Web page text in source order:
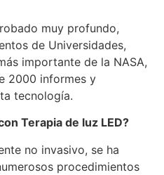
muy profundo,
de Universidades,
importante de la NASA,
2000 informes y
tecnología.
Terapia de luz LED?
no invasivo, se ha
procedimientos